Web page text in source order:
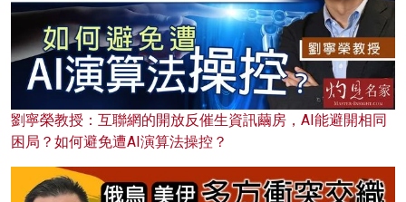
劉寧榮教授：互聯網的開放反催生資訊繭房，AI能避開相同
困局？如何避免遭AI演算法操控？